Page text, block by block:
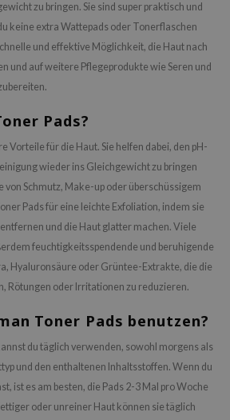
zu bringen. Sie sind super praktisch und
keine extra Wattepads oder Tonerflaschen
und effektive Möglichkeit, die Haut nach
und auf weitere Pflegeprodukte wie Seren und
Pads?
Vorteile für die Haut. Sie helfen dabei, den pH-
wieder ins Gleichgewicht zu bringen
von Schmutz, Make-up oder überschüssigem
Pads für eine leichte Exfoliation, indem sie
und die Haut glatter machen. Viele
feuchtigkeitsspendende und beruhigende
Hyaluronsäure oder Grüntee-Extrakte, die die
Rötungen oder Irritationen zu reduzieren.
Toner Pads benutzen?
du täglich verwenden, sowohl morgens als
und den enthaltenen Inhaltsstoffen. Wenn du
ist es am besten, die Pads 2-3 Mal pro Woche
oder unreiner Haut können sie täglich